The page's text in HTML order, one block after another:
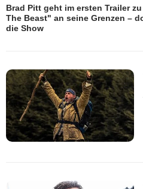
Brad Pitt geht im ersten Trailer
The Beast" an seine Grenzen –
die Show